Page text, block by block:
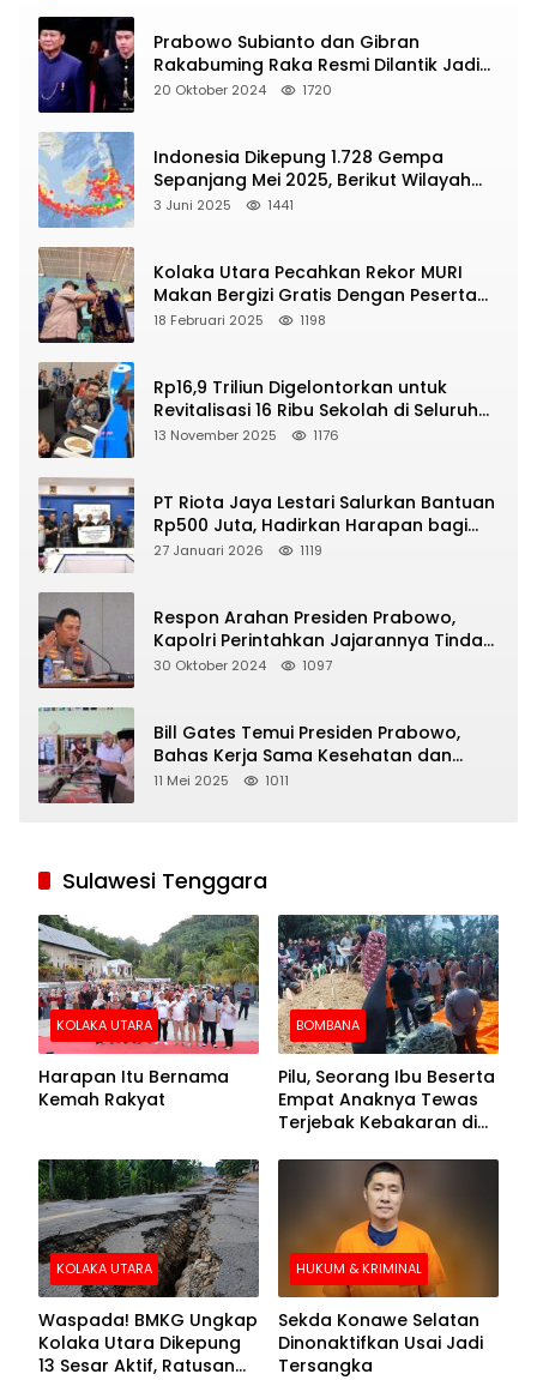
Prabowo Subianto dan Gibran
Rakabuming Raka Resmi Dilantik Jadi
Presiden dan Wapres RI
20 Oktober 2024 1720
Indonesia Dikepung 1.728 Gempa
Sepanjang Mei 2025, Berikut Wilayah
Yang Intens Diguncang!
3 Juni 2025 1441
Kolaka Utara Pecahkan Rekor MURI
Makan Bergizi Gratis Dengan Peserta
Terbanyak
18 Februari 2025 1198
Rp16,9 Triliun Digelontorkan untuk
Revitalisasi 16 Ribu Sekolah di Seluruh
Indonesia
13 November 2025 1176
PT Riota Jaya Lestari Salurkan Bantuan
Rp500 Juta, Hadirkan Harapan bagi
Korban Bencana di Sumatera
27 Januari 2026 1119
Respon Arahan Presiden Prabowo,
Kapolri Perintahkan Jajarannya Tindak
Tegas Pelaku Judi Online
30 Oktober 2024 1097
Bill Gates Temui Presiden Prabowo,
Bahas Kerja Sama Kesehatan dan
Program Makan Bergizi Gratis
11 Mei 2025 1011
Sulawesi Tenggara
KOLAKA UTARA
Harapan Itu Bernama
Kemah Rakyat
BOMBANA
Pilu, Seorang Ibu Beserta
Empat Anaknya Tewas
Terjebak Kebakaran di
KOLAKA UTARA
Waspada! BMKG Ungkap
Kolaka Utara Dikepung
13 Sesar Aktif, Ratusan
HUKUM & KRIMINAL
Sekda Konawe Selatan
Dinonaktifkan Usai Jadi
Tersangka